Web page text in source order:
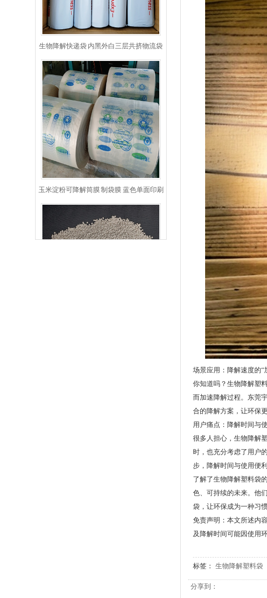
生物降解快递袋 内黑外白三层共挤物流袋
玉米淀粉可降解筒膜 制袋膜 蓝色单面印刷
场景应用：降解速度的“
你知道吗？生物降解塑
而加速降解过程。东莞
合的降解方案，让环保
用户痛点：降解时间与
很多人担心，生物降解
时，也充分考虑了用户
步，降解时间与使用便
了解了生物降解塑料袋
色、可持续的未来。他
袋，让环保成为一种习
免责声明：本文所述内
及降解时间可能因使用
标签： 生物降解塑料袋
分享到：